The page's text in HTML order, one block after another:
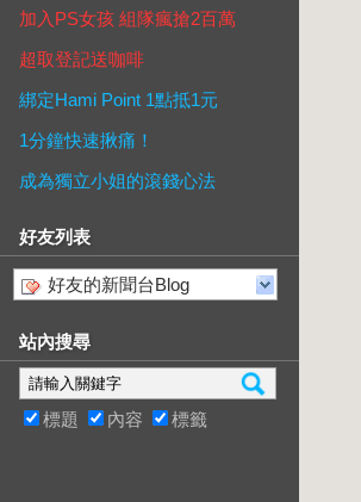
加入PS女孩 組隊瘋搶2百萬
超取登記送咖啡
綁定Hami Point 1點抵1元
1分鐘快速揪痛！
成為獨立小姐的滾錢心法
好友列表
好友的新聞台Blog
站內搜尋
標題 內容 標籤